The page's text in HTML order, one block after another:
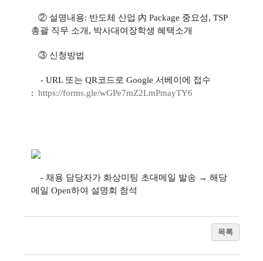
② 설명내용: 반도체 산업 內 Package 중요성, TSP
총괄 직무 소개, 박사대여장학생 혜택소개
③ 신청방법
- URL 또는 QR코드로 Google 서베이에 접수
: https://forms.gle/wGPe7mZ2LmPmayTY6
- 채용 담당자가 화상미팅 초대메일 발송 → 해당
메일 Open하여 설명회 참석
목록